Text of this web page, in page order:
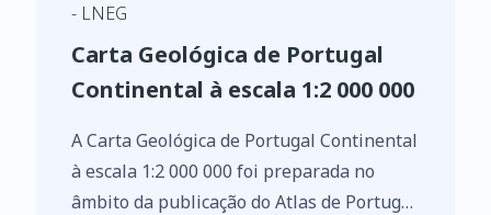
- LNEG
Carta Geológica de Portugal
Continental à escala 1:2 000 000
A Carta Geológica de Portugal Continental
à escala 1:2 000 000 foi preparada no
âmbito da publicação do Atlas de Portugal